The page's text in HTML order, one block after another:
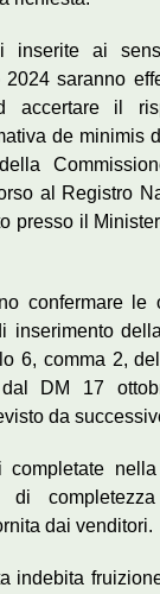
inserite ai
saranno
accertare il
de minimis
al Registro
presso il
confermare
inserimento
6, comma 2,
DM 17
da
completate
di
dai venditori.
indebita